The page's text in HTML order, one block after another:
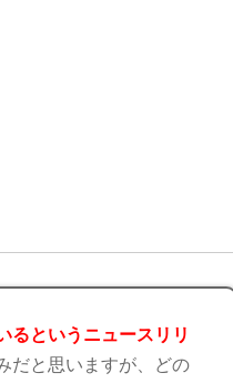
るというニュースリリ
だと思いますが、どの